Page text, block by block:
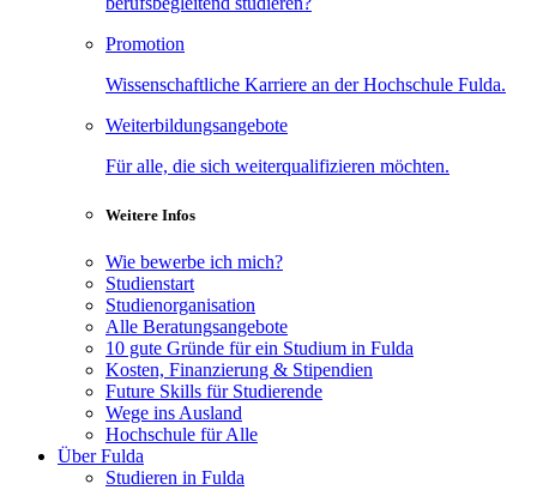
Promotion
Wissenschaftliche Karriere an der Hochschule Fulda.
Weiterbildungsangebote
Für alle, die sich weiterqualifizieren möchten.
Weitere Infos
Wie bewerbe ich mich?
Studienstart
Studienorganisation
Alle Beratungsangebote
10 gute Gründe für ein Studium in Fulda
Kosten, Finanzierung & Stipendien
Future Skills für Studierende
Wege ins Ausland
Hochschule für Alle
Über Fulda
Studieren in Fulda